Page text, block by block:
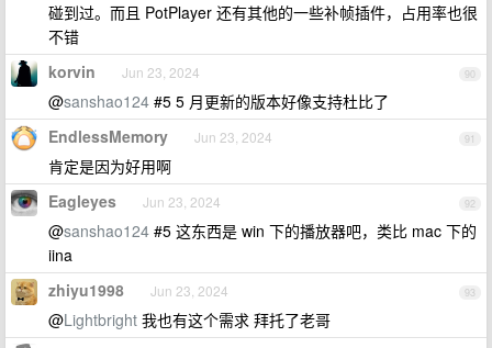
碰到过。而且 PotPlayer 还有其他的一些补帧插件，占用率也很
不错
90
korvin Jun 23, 2024
@sanshao124 #5 5 月更新的版本好像支持杜比了
91
EndlessMemory Jun 23, 2024
肯定是因为好用啊
92
Eagleyes Jun 23, 2024
@sanshao124 #5 这东西是 win 下的播放器吧，类比 mac 下的
iina
93
zhiyu1998 Jun 23, 2024
@Lightbright 我也有这个需求 拜托了老哥